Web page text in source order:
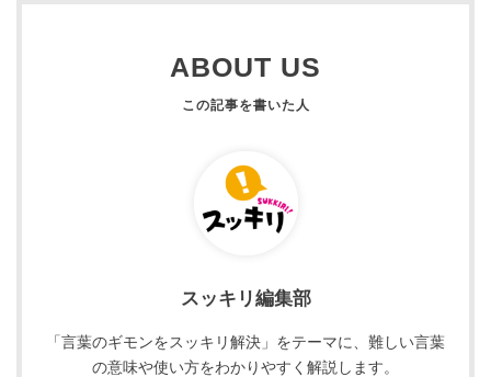
ABOUT US
スッキリ編集部
「言葉のギモンをスッキリ解決」をテーマに、難しい言葉
の意味や使い方をわかりやすく解説します。